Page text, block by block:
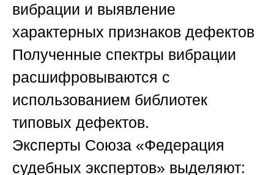
вибрации и выявление
характерных признаков дефектов
Полученные спектры вибрации
расшифровываются с
использованием библиотек
типовых дефектов.
Эксперты Союза «Федерация
судебных экспертов» выделяют: